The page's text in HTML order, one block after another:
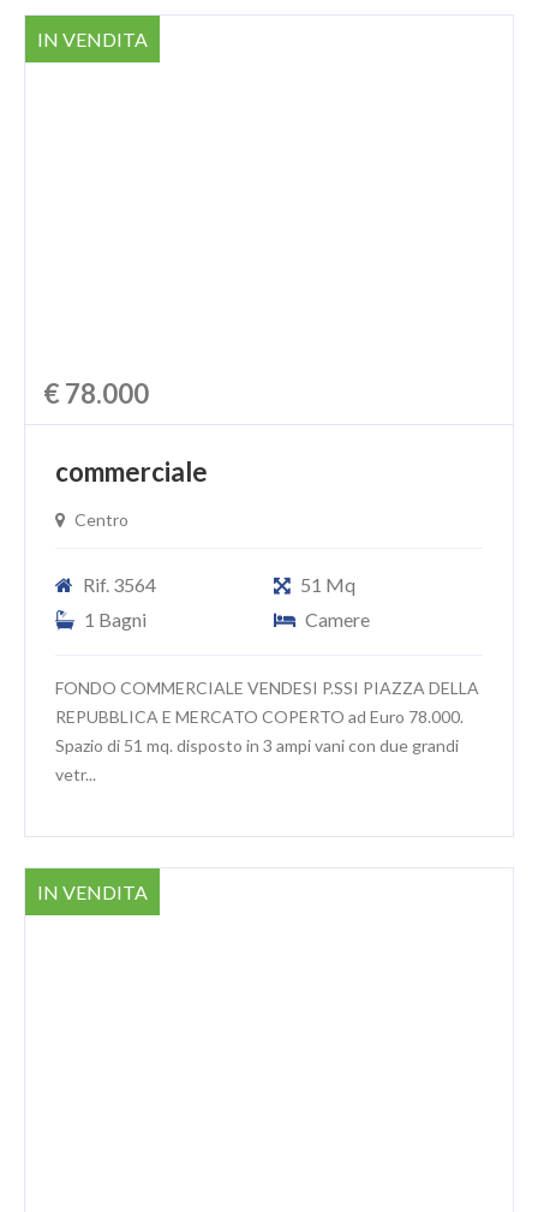
IN VENDITA
€ 78.000
commerciale
Centro
Rif. 3564
51 Mq
1 Bagni
Camere
FONDO COMMERCIALE VENDESI P.SSI PIAZZA DELLA
REPUBBLICA E MERCATO COPERTO ad Euro 78.000.
Spazio di 51 mq. disposto in 3 ampi vani con due grandi
vetr...
IN VENDITA